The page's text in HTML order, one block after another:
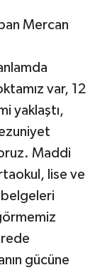
Mercan
var, 12
yaklaştı,
Maddi
lise ve
gücüne